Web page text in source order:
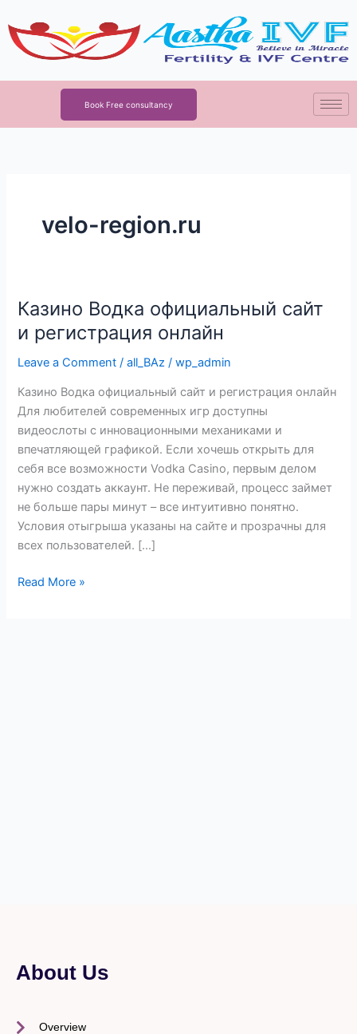
to
content
Book Free consultancy
velo-region.ru
Казино Водка официальный сайт
и регистрация онлайн
Leave a Comment /all_BAz /wp_admin
Казино Водка официальный сайт и регистрация онлайн
Для любителей современных игр доступны
видеослоты с инновационными механиками и
впечатляющей графикой. Если хочешь открыть для
себя все возможности Vodka Casino, первым делом
нужно создать аккаунт. Не переживай, процесс займет
не больше пары минут – все интуитивно понятно.
Условия отыгрыша указаны на сайте и прозрачны для
всех пользователей. […]
Казино
официальный
сайт
регистрация
онлайн
Read More »
About Us
Overview